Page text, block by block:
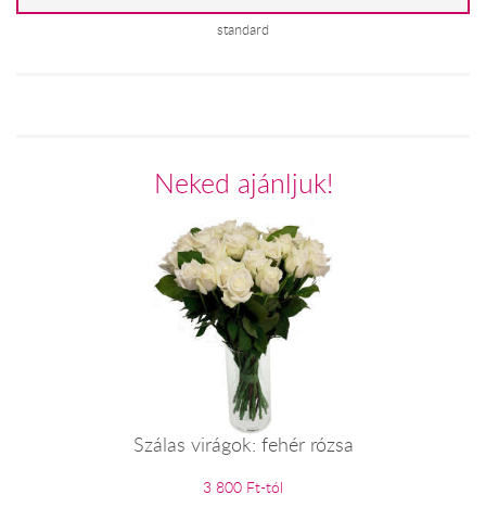
standard
Neked ajánljuk!
Szálas virágok: fehér rózsa
3 800 Ft-tól